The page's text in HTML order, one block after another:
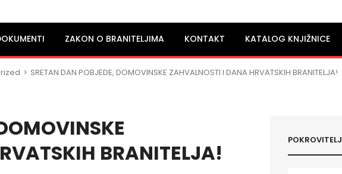
ZAKON O BRANITELJIMA KONTAKT KATALOG KNJIŽNICE
> SRETAN DAN POBJEDE, DOMOVINSKE ZAHVALNOSTI I DANA HRVATSKIH BRANITELJA!
BRANITELJA!
POKROVITELJ